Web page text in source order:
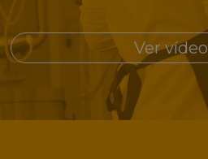
Ver vídeo